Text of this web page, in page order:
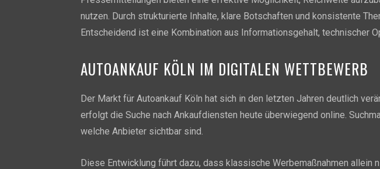
nutzen. Durch strukturierte Inhalte, klare Botschaften und konsistente
Entscheidend ist eine Kombination aus Informationsgehalt, technischer
AUTOANKAUF KÖLN IM DIGITALEN WETTBEWERB
Der Markt für Autoankauf Köln hat sich in den letzten Jahren deutlich
erfolgt die Suche nach Ankaufdiensten heute überwiegend online.
welche Anbieter sichtbar sind.
Diese Entwicklung führt dazu, dass klassische Werbemaßnahmen allein